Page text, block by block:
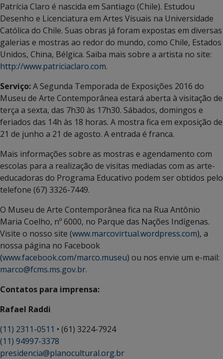
Patrícia Claro é nascida em Santiago (Chile). Estudou
Desenho e Licenciatura em Artes Visuais na Universidade
Católica do Chile. Suas obras já foram expostas em diversas
galerias e mostras ao redor do mundo, como Chile, Estados
Unidos, China, Bélgica. Saiba mais sobre a artista no site:
http://www.patriciaclaro.com.
Serviço:A Segunda Temporada de Exposições 2016 do
Museu de Arte Contemporânea estará aberta à visitação de
terça a sexta, das 7h30 às 17h30. Sábados, domingos e
feriados das 14h às 18 horas. A mostra fica em exposição de
21 de junho a 21 de agosto. A entrada é franca.
Mais informações sobre as mostras e agendamento com
escolas para a realização de visitas mediadas com as arte-
educadoras do Programa Educativo podem ser obtidos pelo
telefone (67) 3326-7449.
O Museu de Arte Contemporânea fica na Rua Antônio
Maria Coelho, nº 6000, no Parque das Nações Indígenas.
Visite o nosso site (www.marcovirtual.wordpress.com), a
nossa página no Facebook
(www.facebook.com/marco.museu) ou nos envie um e-mail:
marco@fcms.ms.gov.br.
Contatos para imprensa:
Rafael Raddi
(11) 2311-0511 • (61) 3224-7924
(11) 94997-3378
presidencia@planocultural.org.br